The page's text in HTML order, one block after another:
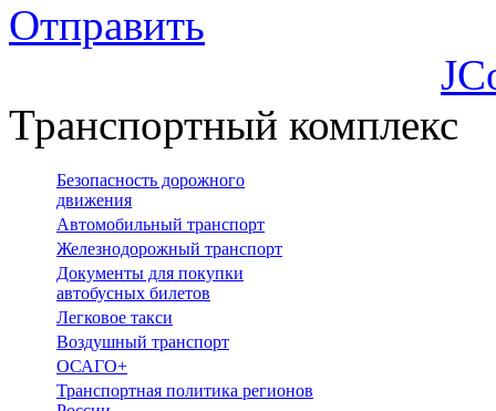
Отправить
Транспортный комплекс
Безопасность дорожного
движения
Автомобильный транспорт
Железнодорожный транспорт
Документы для покупки
автобусных билетов
Легковое такси
Воздушный транспорт
ОСАГО+
Транспортная политика регионов